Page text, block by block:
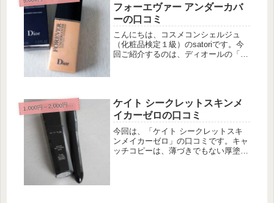
フォーエヴァー アンダーカバ
ーの口コミ
こんにちは、コスメコンシェルジュ
（化粧品検定１級）のsatoriです。今
回ご紹介するのは、ディオールの「デ
1
,000円～2,000円未満
ケイト シークレットスキンメ
イカーゼロの口コミ
今回は、「ケイト シークレットスキ
ンメイカーゼロ」の口コミです。キャ
ッチコピーは、薄づきでもない厚塗り